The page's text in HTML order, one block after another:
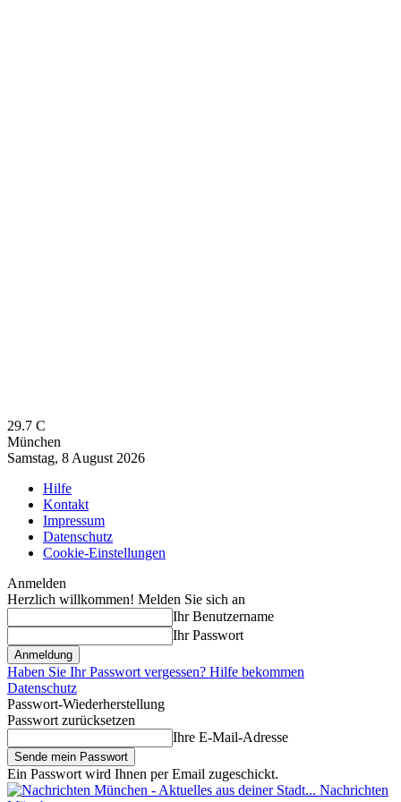
29.7 C
München
Samstag, 8 August 2026
Hilfe
Kontakt
Impressum
Datenschutz
Cookie-Einstellungen
Anmelden
Herzlich willkommen! Melden Sie sich an
Ihr Benutzername
Ihr Passwort
Haben Sie Ihr Passwort vergessen? Hilfe bekommen
Datenschutz
Passwort-Wiederherstellung
Passwort zurücksetzen
Ihre E-Mail-Adresse
Ein Passwort wird Ihnen per Email zugeschickt.
Nachrichten